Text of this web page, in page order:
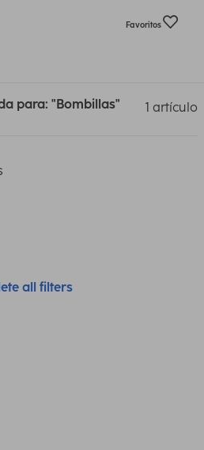
Favoritos
para: "Bombillas" 1 artículo
all filters